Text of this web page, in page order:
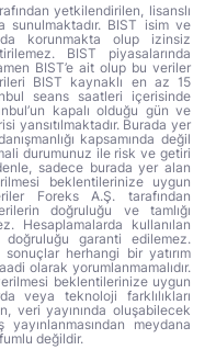
yetkilendirilen, lisanslı
sunulmaktadır. BIST isim ve
korunmakta olup izinsiz
BIST piyasalarında
BIST’e ait olup bu veriler
BIST kaynaklı en az 15
seans saatleri içerisinde
kapalı olduğu gün ve
yansıtılmaktadır. Burada yer
kapsamında değil
durumunuz ile risk ve getiri
sadece burada yer alan
beklentilerinize uygun
Foreks A.Ş. tarafından
doğruluğu ve tamlığı
Hesaplamalarda kullanılan
garanti edilemez.
herhangi bir yatırım
olarak yorumlanmamalıdır.
beklentilerinize uygun
veya teknoloji farklılıkları
veri yayınında oluşabilecek
meydana
değildir.